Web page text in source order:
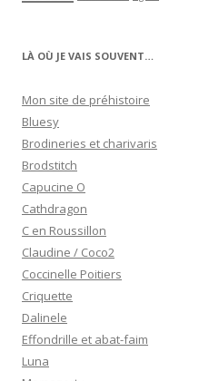
LÀ OÙ JE VAIS SOUVENT…
Mon site de préhistoire
Bluesy
Brodineries et charivaris
Brodstitch
Capucine O
Cathdragon
C en Roussillon
Claudine / Coco2
Coccinelle Poitiers
Criquette
Dalinele
Effondrille et abat-faim
Luna